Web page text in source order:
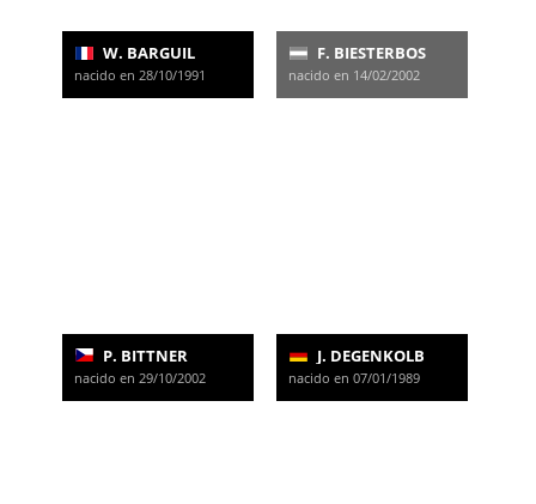
W. BARGUIL
nacido en 28/10/1991
F. BIESTERBOS
nacido en 14/02/2002
P. BITTNER
nacido en 29/10/2002
J. DEGENKOLB
nacido en 07/01/1989